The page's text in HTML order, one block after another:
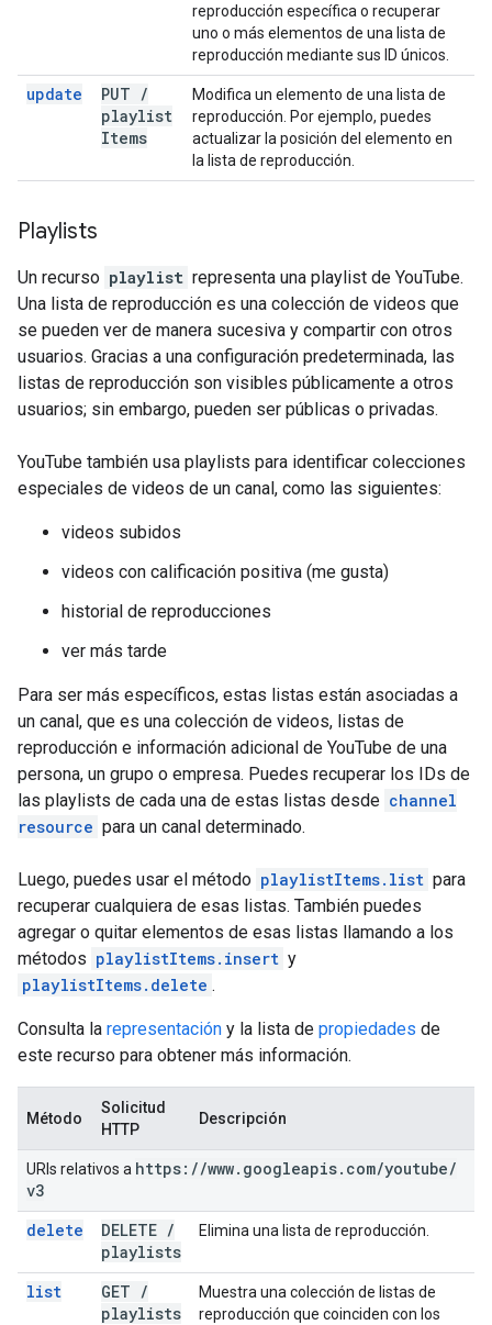
reproducción específica o recuperar
uno o más elementos de una lista de
reproducción mediante sus ID únicos.
update PUT /
playlist
Items
Modifica un elemento de una lista de
reproducción. Por ejemplo, puedes
actualizar la posición del elemento en
la lista de reproducción.
Playlists
Un recurso playlist representa una playlist de YouTube.
Una lista de reproducción es una colección de videos que
se pueden ver de manera sucesiva y compartir con otros
usuarios. Gracias a una configuración predeterminada, las
listas de reproducción son visibles públicamente a otros
usuarios; sin embargo, pueden ser públicas o privadas.
YouTube también usa playlists para identificar colecciones
especiales de videos de un canal, como las siguientes:
videos subidos
videos con calificación positiva (me gusta)
historial de reproducciones
ver más tarde
Para ser más específicos, estas listas están asociadas a
un canal, que es una colección de videos, listas de
reproducción e información adicional de YouTube de una
persona, un grupo o empresa. Puedes recuperar los IDs de
las playlists de cada una de estas listas desde channel
resource para un canal determinado.
Luego, puedes usar el método playlistItems.list para
recuperar cualquiera de esas listas. También puedes
agregar o quitar elementos de esas listas llamando a los
métodos playlistItems.insert y
playlistItems.delete .
Consulta la representación y la lista de propiedades de
este recurso para obtener más información.
Método
Solicitud
HTTP
Descripción
URIs relativos a https: //www. googleapis. com/youtube/
v3
delete
DELETE /
playlists
Elimina una lista de reproducción.
list GET /
playlists
Muestra una colección de listas de
reproducción que coinciden con los